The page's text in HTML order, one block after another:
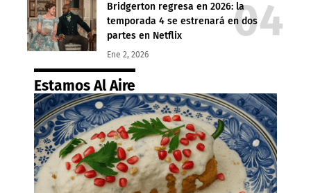
Bridgerton regresa en 2026: la
temporada 4 se estrenará en dos
partes en Netflix
Ene 2, 2026
Estamos Al Aire